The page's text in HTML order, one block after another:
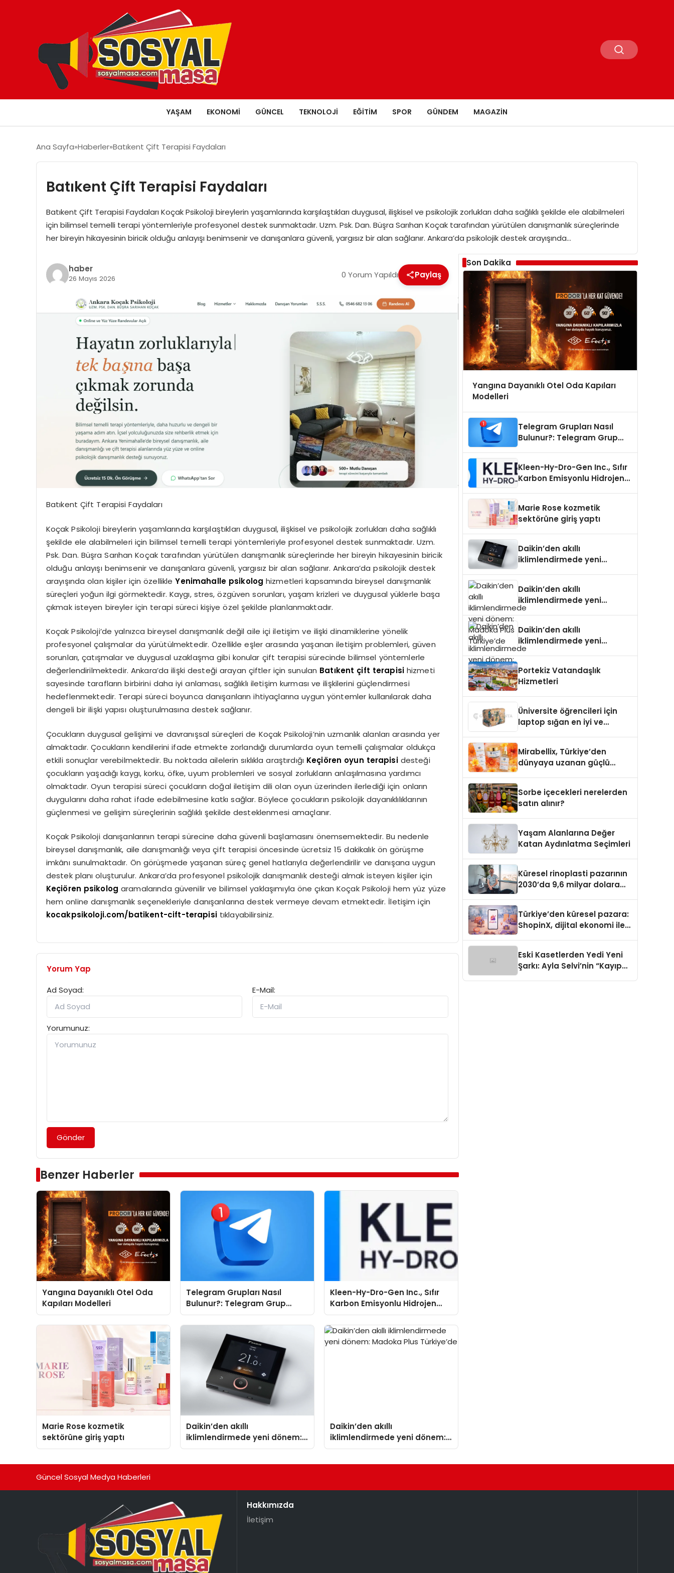
YAŞAM EKONOMI GÜNCEL TEKNOLOJI EĞITIM SPOR GÜNDEM MAGAZIN
Ana Sayfa Haberler Batıkent Çift Terapisi Faydaları
Batıkent Çift Terapisi Faydaları
Batıkent Çift Terapisi Faydaları Koçak Psikoloji bireylerin yaşamlarında karşılaştıkları duygusal, ilişkisel ve psikolojik zorlukları daha sağlıklı şekilde ele alabilmeleri
için bilimsel temelli terapi yöntemleriyle profesyonel destek sunmaktadır. Uzm. Psk. Dan. Büşra Sarıhan Koçak tarafından yürütülen danışmanlık süreçlerinde
her bireyin hikayesinin biricik olduğu anlayışı benimsenir ve danışanlara güvenli, yargısız bir alan sağlanır. Ankara’da psikolojik destek arayışında…
haber
26 Mayıs 2026 0 Yorum Yapıldı Paylaş
Batıkent Çift Terapisi Faydaları
Koçak Psikoloji bireylerin yaşamlarında karşılaştıkları duygusal, ilişkisel ve psikolojik zorlukları daha sağlıklı
şekilde ele alabilmeleri için bilimsel temelli terapi yöntemleriyle profesyonel destek sunmaktadır. Uzm.
Psk. Dan. Büşra Sarıhan Koçak tarafından yürütülen danışmanlık süreçlerinde her bireyin hikayesinin biricik
olduğu anlayışı benimsenir ve danışanlara güvenli, yargısız bir alan sağlanır. Ankara’da psikolojik destek
arayışında olan kişiler için özellikleYenimahalle psikolog hizmetleri kapsamında bireysel danışmanlık
süreçleri yoğun ilgi görmektedir. Kaygı, stres, özgüven sorunları, yaşam krizleri ve duygusal yüklerle başa
çıkmak isteyen bireyler için terapi süreci kişiye özel şekilde planlanmaktadır.
Koçak Psikoloji’de yalnızca bireysel danışmanlık değil aile içi iletişim ve ilişki dinamiklerine yönelik
profesyonel çalışmalar da yürütülmektedir. Özellikle eşler arasında yaşanan iletişim problemleri, güven
sorunları, çatışmalar ve duygusal uzaklaşma gibi konular çift terapisi sürecinde bilimsel yöntemlerle
değerlendirilmektedir. Ankara’da ilişki desteği arayan çiftler için sunulan Batıkent çift terapisihizmeti
sayesinde tarafların birbirini daha iyi anlaması, sağlıklı iletişim kurması ve ilişkilerini güçlendirmesi
hedeflenmektedir. Terapi süreci boyunca danışanların ihtiyaçlarına uygun yöntemler kullanılarak daha
dengeli bir ilişki yapısı oluşturulmasına destek sağlanır.
Çocukların duygusal gelişimi ve davranışsal süreçleri de Koçak Psikoloji’nin uzmanlık alanları arasında yer
almaktadır. Çocukların kendilerini ifade etmekte zorlandığı durumlarda oyun temelli çalışmalar oldukça
etkili sonuçlar verebilmektedir. Bu noktada ailelerin sıklıkla araştırdığı Keçiören oyun terapisidesteği
çocukların yaşadığı kaygı, korku, öfke, uyum problemleri ve sosyal zorlukların anlaşılmasına yardımcı
olmaktadır. Oyun terapisi süreci çocukların doğal iletişim dili olan oyun üzerinden ilerlediği için onların
duygularını daha rahat ifade edebilmesine katkı sağlar. Böylece çocukların psikolojik dayanıklılıklarının
güçlenmesi ve gelişim süreçlerinin sağlıklı şekilde desteklenmesi amaçlanır.
Koçak Psikoloji danışanlarının terapi sürecine daha güvenli başlamasını önemsemektedir. Bu nedenle
bireysel danışmanlık, aile danışmanlığı veya çift terapisi öncesinde ücretsiz 15 dakikalık ön görüşme
imkânı sunulmaktadır. Ön görüşmede yaşanan süreç genel hatlarıyla değerlendirilir ve danışana uygun
destek planı oluşturulur. Ankara’da profesyonel psikolojik danışmanlık desteği almak isteyen kişiler için
Keçiören psikolog aramalarında güvenilir ve bilimsel yaklaşımıyla öne çıkan Koçak Psikoloji hem yüz yüze
hem online danışmanlık seçenekleriyle danışanlarına destek vermeye devam etmektedir. İletişim için
kocakpsikoloji.com/batikent-cift-terapisitıklayabilirsiniz.
Yorum Yap
Ad Soyad:
E-Mail:
Yorumunuz:
Gönder
Benzer Haberler
Yangına Dayanıklı Otel Oda
Kapıları Modelleri
Telegram Grupları Nasıl
Bulunur?: Telegram Grup
Tanıtımı İçin Kategori Seçimi
Neden Önemlidir?
Kleen-Hy-Dro-Gen Inc., Sıfır
Karbon Emisyonlu Hidrojen
Isıtma Teknolojisinde ISO ve
TSSA Düzenleyici Onaylarını
Aldı
Marie Rose kozmetik
sektörüne giriş yaptı
Daikin’den akıllı
iklimlendirmede yeni dönem:
Madoka Plus Türkiye’de
Daikin’den akıllı
iklimlendirmede yeni dönem:
Madoka Plus Türkiye’de
Son Dakika
Yangına Dayanıklı Otel Oda Kapıları
Modelleri
Telegram Grupları Nasıl
Bulunur?: Telegram Grup
Kleen-Hy-Dro-Gen Inc., Sıfır
Karbon Emisyonlu Hidrojen
Aldı
Marie Rose kozmetik
sektörüne giriş yaptı
Daikin’den akıllı
iklimlendirmede yeni
Daikin’den akıllı
iklimlendirmede yeni
dönem: Madoka Plus
Daikin’den akıllı
iklimlendirmede yeni
dönem: Madoka Plus
Portekiz Vatandaşlık
Hizmetleri
Üniversite öğrencileri için
laptop sığan en iyi ve
Mirabellix, Türkiye’den
dünyaya uzanan güçlü
Sorbe içecekleri nerelerden
satın alınır?
Yaşam Alanlarına Değer
Katan Aydınlatma Seçimleri
Küresel rinoplasti pazarının
2030’da 9,6 milyar dolara
Türkiye’den küresel pazara:
ShopinX, dijital ekonomi ile
Eski Kasetlerden Yedi Yeni
Şarkı: Ayla Selvi’nin “Kayıp
Güncel Sosyal Medya Haberleri
Hakkımızda
İletişim